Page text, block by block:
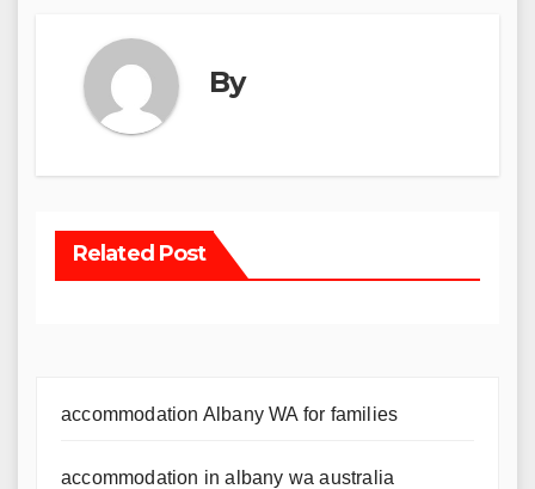
By
Related Post
accommodation Albany WA for families
accommodation in albany wa australia